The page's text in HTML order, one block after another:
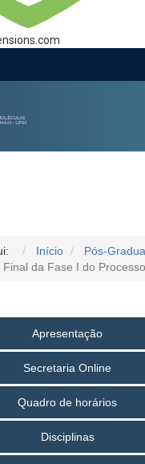
Início Pós-
Final da Fase I do
Apresentação
Secretaria Online
Quadro de horários
Disciplinas